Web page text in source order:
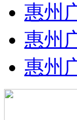
惠州
惠州
惠州